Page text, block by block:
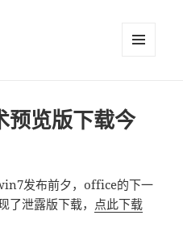
览版下载今
发布前夕，office的下一
了泄露版下载， 点此下载